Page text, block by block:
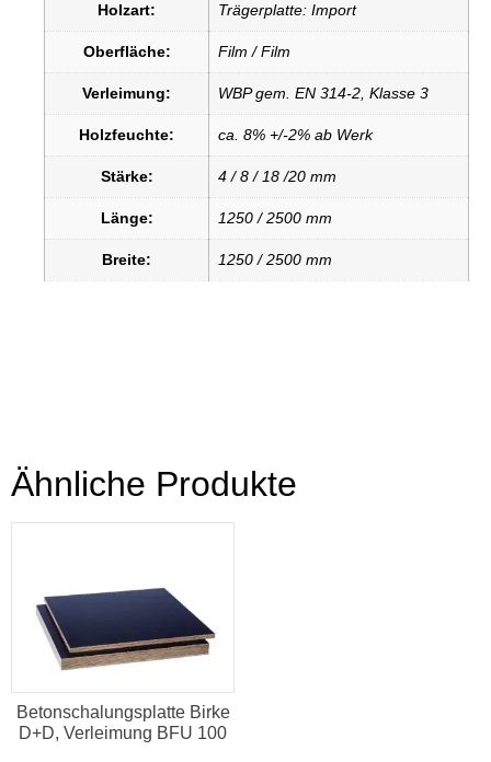
Holzart: Trägerplatte: Import
Oberfläche: Film / Film
Verleimung: WBP gem. EN 314-2, Klasse 3
Holzfeuchte: ca. 8% +/-2% ab Werk
Stärke: 4 / 8 / 18 /20 mm
Länge: 1250 / 2500 mm
Breite: 1250 / 2500 mm
Ähnliche Produkte
Betonschalungsplatte Birke
D+D, Verleimung BFU 100